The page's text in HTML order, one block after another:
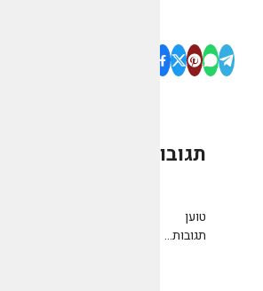
תגובות
טוען
תגובות...